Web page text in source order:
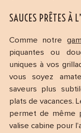
SAUCES PRÊTES À
Comme notre
piquantes ou
uniques à vos
vous soyez
saveurs plus
plats de vacances.
permet de même
valise cabine pour